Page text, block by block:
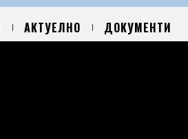
АКТУЕЛНО ДОКУМЕНТИ